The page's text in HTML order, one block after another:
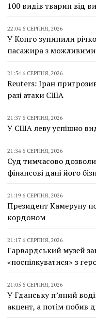
100 видів тварин від
22:04 6 СЕРПНЯ, 2026
У Конго зупинили
пасажира з
21:54 6 СЕРПНЯ, 2026
Reuters: Іран
разі атаки США
21:37 6 СЕРПНЯ, 2026
У США леву успішно
21:34 6 СЕРПНЯ, 2026
Суд тимчасово
фінансові дані його
21:19 6 СЕРПНЯ, 2026
Президент Камеруну
кордоном
21:17 6 СЕРПНЯ, 2026
Гарвардський музей
«поспілкуватися» з
21:05 6 СЕРПНЯ, 2026
У Гданську п’яний
акцент, а потім побив